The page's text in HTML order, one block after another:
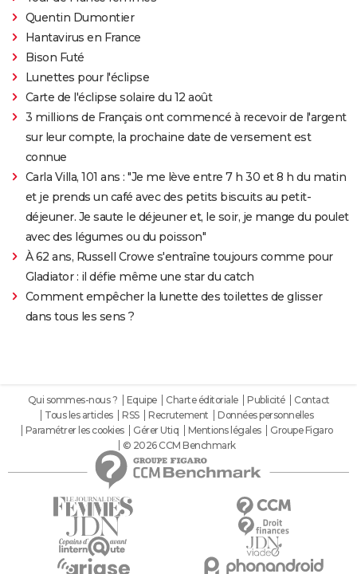
Quentin Dumontier
Hantavirus en France
Bison Futé
Lunettes pour l'éclipse
Carte de l'éclipse solaire du 12 août
3 millions de Français ont commencé à recevoir de l'argent
sur leur compte, la prochaine date de versement est
connue
Carla Villa, 101 ans : "Je me lève entre 7 h 30 et 8 h du matin
et je prends un café avec des petits biscuits au petit-
déjeuner. Je saute le déjeuner et, le soir, je mange du poulet
avec des légumes ou du poisson"
À 62 ans, Russell Crowe s'entraîne toujours comme pour
Gladiator : il défie même une star du catch
Comment empêcher la lunette des toilettes de glisser
dans tous les sens ?
Qui sommes-nous ? Equipe Charte éditoriale Publicité
Contact
Tous les articles
RSS Recrutement
Données personnelles
Paramétrer les cookies
Gérer Utiq Mentions légales
Groupe Figaro
© 2026 CCM Benchmark